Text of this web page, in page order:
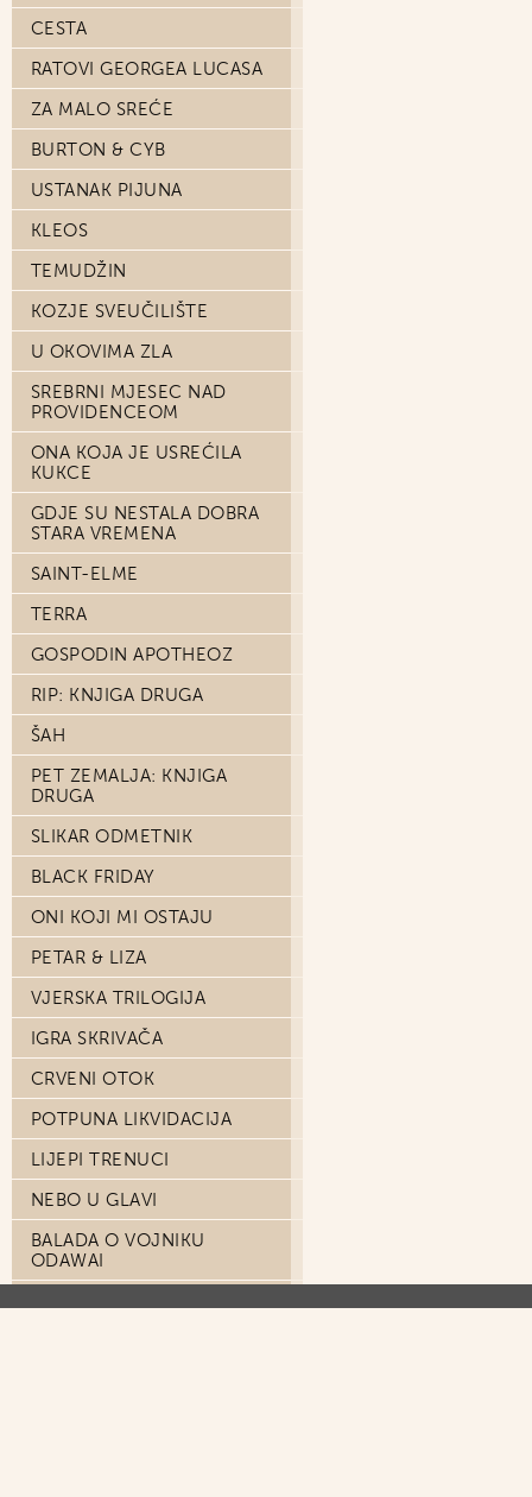
CESTA
RATOVI GEORGEA LUCASA
ZA MALO SREĆE
BURTON & CYB
USTANAK PIJUNA
KLEOS
TEMUDŽIN
KOZJE SVEUČILIŠTE
U OKOVIMA ZLA
SREBRNI MJESEC NAD
PROVIDENCEOM
ONA KOJA JE USREĆILA
KUKCE
GDJE SU NESTALA DOBRA
STARA VREMENA
SAINT-ELME
TERRA
GOSPODIN APOTHEOZ
RIP: KNJIGA DRUGA
ŠAH
PET ZEMALJA: KNJIGA
DRUGA
SLIKAR ODMETNIK
BLACK FRIDAY
ONI KOJI MI OSTAJU
PETAR & LIZA
VJERSKA TRILOGIJA
IGRA SKRIVAČA
CRVENI OTOK
POTPUNA LIKVIDACIJA
LIJEPI TRENUCI
NEBO U GLAVI
BALADA O VOJNIKU
ODAWAI